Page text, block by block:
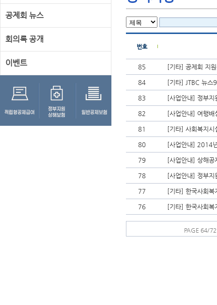
공제회 뉴스
회의록 공개
이벤트
번호
85 [기타] 공제회 지
84 [기타] JTBC 뉴스
83 [사업안내] 정부지
82 [사업안내] 여행배
81 [기타] 사회복지시
80 [사업안내] 2014
79 [사업안내] 상해공
78 [사업안내] 정부지
77 [기타] 한국사회복
76 [기타] 한국사회복
PAGE 64/72